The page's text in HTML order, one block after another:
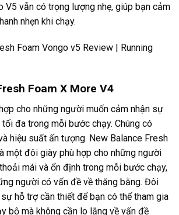
V5 vẫn có trọng lượng nhẹ, giúp bạn cảm
nhẹn khi chạy.
Foam X More V4
cho những người muốn cảm nhận sự
đa trong mỗi bước chạy. Chúng có
hiệu suất ấn tượng. New Balance Fresh
một đôi giày phù hợp cho những người
mái và ổn định trong mỗi bước chạy,
người có vấn đề về thăng bằng. Đôi
hỗ trợ cần thiết để bạn có thể tham gia
bộ mà không cần lo lắng về vấn đề